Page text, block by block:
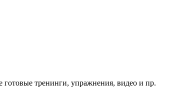
тренинги, упражнения, видео и пр.